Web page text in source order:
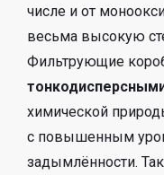
числе и от
весьма высокую
Фильтрующие
химической
с повышенным
задымлённости.